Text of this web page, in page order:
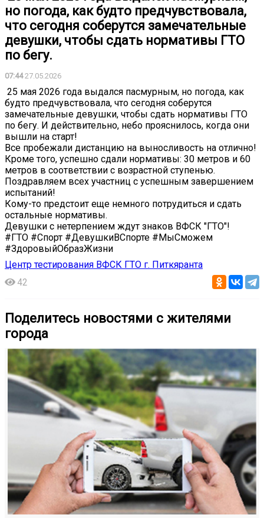
но погода, как будто предчувствовала,
что сегодня соберутся замечательные
девушки, чтобы сдать нормативы ГТО
по бегу.
07:4427.05.2026
️ 25 мая 2026 года выдался пасмурным, но погода, как
будто предчувствовала, что сегодня соберутся
замечательные девушки, чтобы сдать нормативы ГТО
по бегу. И действительно, небо прояснилось, когда они
вышли на старт!
Все пробежали дистанцию на выносливость на отлично!
Кроме того, успешно сдали нормативы: 30 метров и 60
метров в соответствии с возрастной ступенью.
Поздравляем всех участниц с успешным завершением
испытаний!
Кому-то предстоит еще немного потрудиться и сдать
остальные нормативы.
Девушки с нетерпением ждут знаков ВФСК "ГТО"!
#ГТО #Спорт #ДевушкиВСпорте #МыСможем
#ЗдоровыйОбразЖизни
Центр тестирования ВФСК ГТО г. Питкяранта
42
Поделитесь новостями с жителями
города